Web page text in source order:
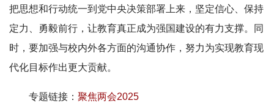
把思想和行动统一到党中央决策部署上来，坚定信心、保持
定力、勇毅前行，让教育真正成为强国建设的有力支撑。同
时，要加强与校内外各方面的沟通协作，努力为实现教育现
代化目标作出更大贡献。
专题链接： 聚焦两会2025